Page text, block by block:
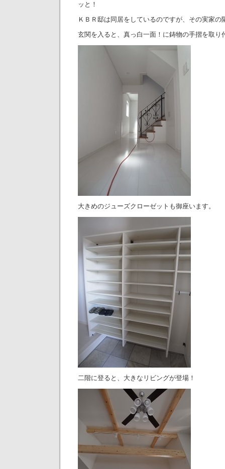
ッと！
ＫＢＲ邸は同居をしているのですが、その実家の
玄関を入ると、真っ白一面！に鋳物の手摺を取り
大きめのジューズクローゼットも御座います。
二階に登ると、大きなリビングが登場！